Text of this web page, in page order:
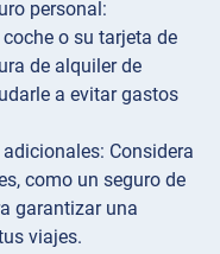
personal:
o su tarjeta de
de alquiler de
a evitar gastos
Considera
como un seguro de
garantizar una
viajes.